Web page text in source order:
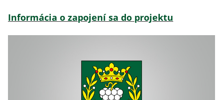
Informácia o zapojení sa do projektu